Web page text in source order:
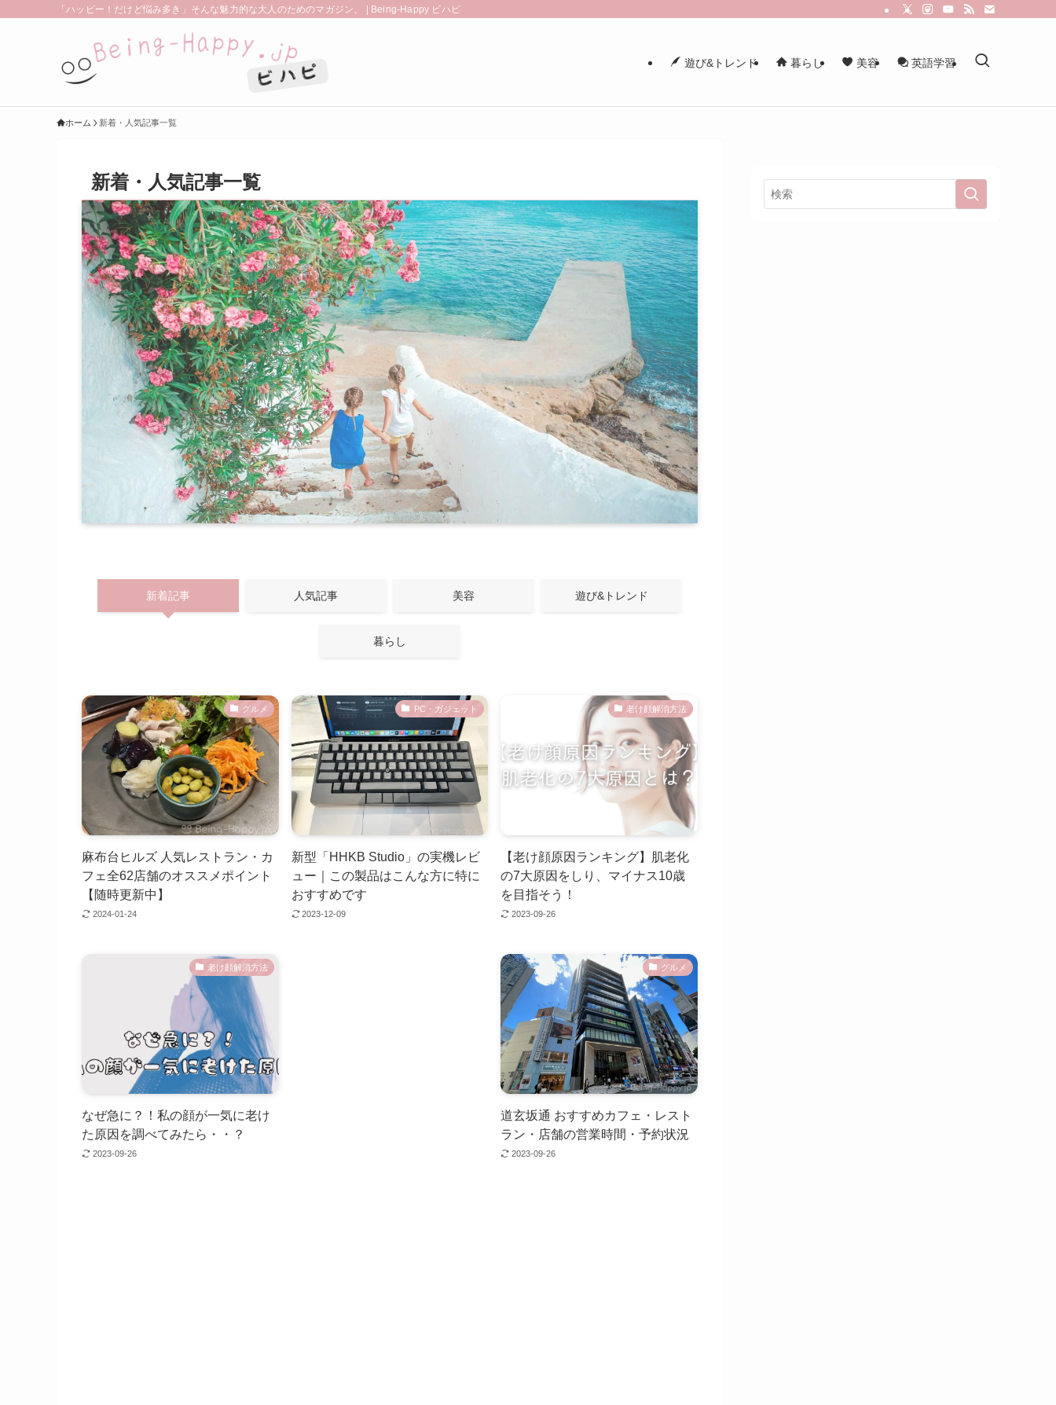
「ハッピー！だけど悩み多き」そんな魅力的な大人のためのマガジン。 | Being-Happy ビハピ
遊び&トレンド 暮らし 美容 英語学習
ホーム 新着・人気記事一覧
新着・人気記事一覧
新着記事 人気記事 美容 遊び&トレンド
暮らし
グルメ
麻布台ヒルズ 人気レストラン・カ
フェ全62店舗のオススメポイント
【随時更新中】
2024-01-24
PC・ガジェット
新型「HHKB Studio」の実機レビ
ュー｜この製品はこんな方に特に
おすすめです
2023-12-09
老け顔解消方法
【老け顔原因ランキング】肌老化
の7大原因をしり、マイナス10歳
を目指そう！
2023-09-26
老け顔解消方法
なぜ急に？！私の顔が一気に老け
た原因を調べてみたら・・？
2023-09-26
グルメ
道玄坂通 おすすめカフェ・レスト
ラン・店舗の営業時間・予約状況
2023-09-26